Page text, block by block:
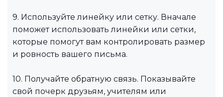
9. Используйте линейку или сетку. Вначале
поможет использовать линейки или сетки,
которые помогут вам контролировать размер
и ровность вашего письма.
10. Получайте обратную связь. Показывайте
свой почерк друзьям, учителям или